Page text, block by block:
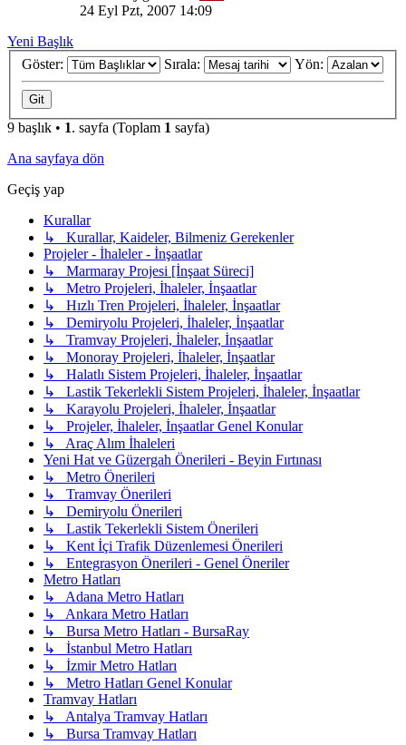
24 Eyl Pzt, 2007 14:09
Yeni Başlık
Göster:
Sırala: Yön:
9 başlık • 1. sayfa (Toplam 1 sayfa)
Ana sayfaya dön
Geçiş yap
Kurallar
↳ Kurallar, Kaideler, Bilmeniz Gerekenler
Projeler - İhaleler - İnşaatlar
↳ Marmaray Projesi [İnşaat Süreci]
↳ Metro Projeleri, İhaleler, İnşaatlar
↳ Hızlı Tren Projeleri, İhaleler, İnşaatlar
↳ Demiryolu Projeleri, İhaleler, İnşaatlar
↳ Tramvay Projeleri, İhaleler, İnşaatlar
↳ Monoray Projeleri, İhaleler, İnşaatlar
↳ Halatlı Sistem Projeleri, İhaleler, İnşaatlar
↳ Lastik Tekerlekli Sistem Projeleri, İhaleler, İnşaatlar
↳ Karayolu Projeleri, İhaleler, İnşaatlar
↳ Projeler, İhaleler, İnşaatlar Genel Konular
↳ Araç Alım İhaleleri
Yeni Hat ve Güzergah Önerileri - Beyin Fırtınası
↳ Metro Önerileri
↳ Tramvay Önerileri
↳ Demiryolu Önerileri
↳ Lastik Tekerlekli Sistem Önerileri
↳ Kent İçi Trafik Düzenlemesi Önerileri
↳ Entegrasyon Önerileri - Genel Öneriler
Metro Hatları
↳ Adana Metro Hatları
↳ Ankara Metro Hatları
↳ Bursa Metro Hatları - BursaRay
↳ İstanbul Metro Hatları
↳ İzmir Metro Hatları
↳ Metro Hatları Genel Konular
Tramvay Hatları
↳ Antalya Tramvay Hatları
↳ Bursa Tramvay Hatları